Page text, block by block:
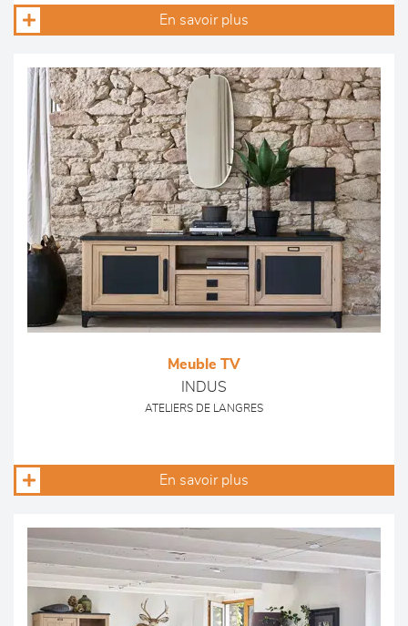
En savoir plus
Meuble TV
INDUS
ATELIERS DE LANGRES
En savoir plus